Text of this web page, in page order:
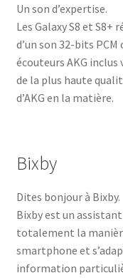
Un son d’expertise.
Les Galaxy S8 et
d’un son 32-bits
écouteurs AKG
de la plus haute
d’AKG en la matière.
Bixby
Dites bonjour à Bixby.
Bixby est un
totalement la
smartphone et
information